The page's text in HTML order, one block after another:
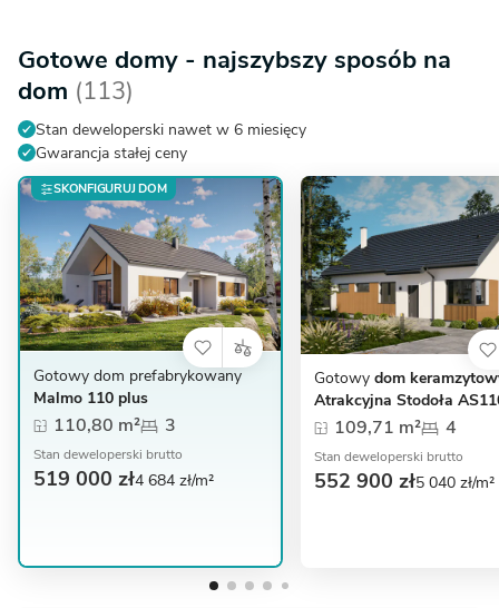
Gotowe domy - najszybszy sposób na
dom (113)
Stan deweloperski nawet w 6 miesięcy
Gwarancja stałej ceny
SKONFIGURUJ DOM
Gotowy dom prefabrykowany
Malmo 110 plus
110,80 m² 3
Stan deweloperski brutto
519 000 zł4 684 zł/m²
Gotowy dom
Atrakcyjna Stodoła
109,71 m² 4
Stan deweloperski brutto
552 900 zł5 040 zł/m²